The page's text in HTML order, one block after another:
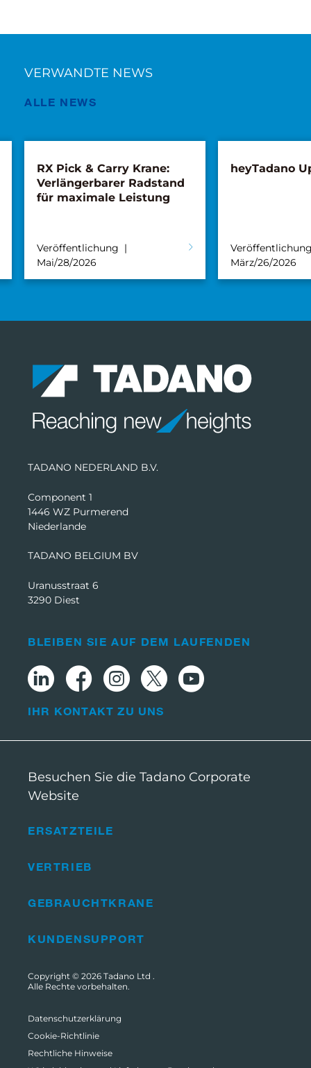
VERWANDTE NEWS
ALLE NEWS
RX Pick & Carry Krane:
Verlängerbarer Radstand
für maximale Leistung
Veröffentlichung
Mai/28/2026
heyTadano
März/26/2026
TADANO NEDERLAND B.V.
Component 1
1446 WZ Purmerend
Niederlande
TADANO BELGIUM BV
Uranusstraat 6
3290 Diest
ERSATZTEILE
VERTRIEB
GEBRAUCHTKRANE
KUNDENSUPPORT
BLEIBEN SIE AUF DEM LAUFENDEN
IHR KONTAKT ZU UNS
Besuchen Sie die Tadano Corporate
Website
Copyright © 2026 Tadano Ltd .
Alle Rechte vorbehalten.
Datenschutzerklärung
Cookie-Richtlinie
Rechtliche Hinweise